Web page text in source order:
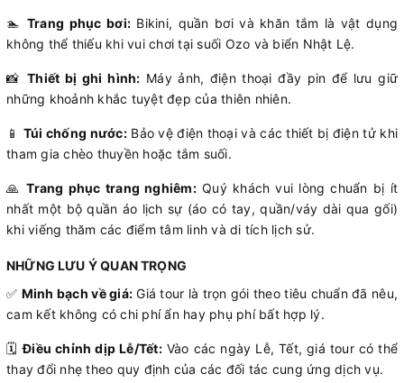
🏊 Trang phục bơi: Bikini, quần bơi và khăn tắm là vật dụng
không thể thiếu khi vui chơi tại suối Ozo và biển Nhật Lệ.
📸Thiết bị ghi hình: Máy ảnh, điện thoại đầy pin để lưu giữ
những khoảnh khắc tuyệt đẹp của thiên nhiên.
📱 Túi chống nước:Bảo vệ điện thoại và các thiết bị điện tử khi
tham gia chèo thuyền hoặc tắm suối.
🙏Trang phục trang nghiêm:Quý khách vui lòng chuẩn bị ít
nhất một bộ quần áo lịch sự (áo có tay, quần/váy dài qua gối)
khi viếng thăm các điểm tâm linh và di tích lịch sử.
NHỮNG LƯU Ý QUAN TRỌNG
✅ Minh bạch về giá: Giá tour là trọn gói theo tiêu chuẩn đã nêu,
cam kết không có chi phí ẩn hay phụ phí bất hợp lý.
🗓️Điều chỉnh dịp Lễ/Tết:Vào các ngày Lễ, Tết, giá tour có thể
thay đổi nhẹ theo quy định của các đối tác cung ứng dịch vụ.